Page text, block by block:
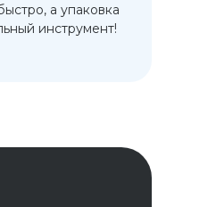
а упаковка
инструмент!